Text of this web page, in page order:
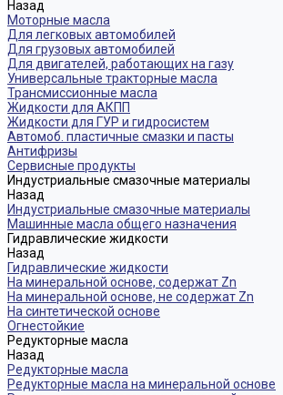
Назад
Моторные масла
Для легковых автомобилей
Для грузовых автомобилей
Для двигателей, работающих на газу
Универсальные тракторные масла
Трансмиссионные масла
Жидкости для АКПП
Жидкости для ГУР и гидросистем
Автомоб. пластичные смазки и пасты
Антифризы
Сервисные продукты
Индустриальные смазочные материалы
Назад
Индустриальные смазочные материалы
Машинные масла общего назначения
Гидравлические жидкости
Назад
Гидравлические жидкости
На минеральной основе, содержат Zn
На минеральной основе, не содержат Zn
На синтетической основе
Огнестойкие
Редукторные масла
Назад
Редукторные масла
Редукторные масла на минеральной основе